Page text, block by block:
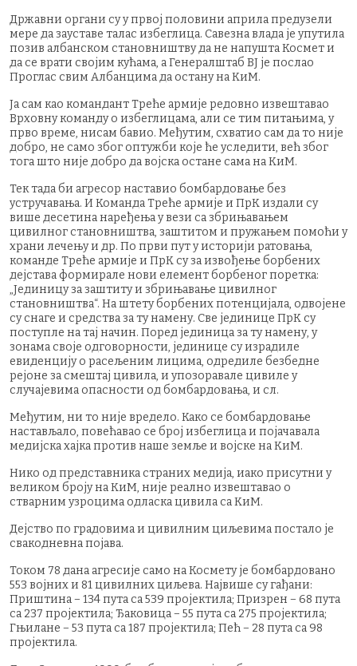
Државни органи су у првој половини априла предузели
мере да зауставе талас избеглица. Савезна влада је упутила
позив албанском становништву да не напушта Космет и
да се врати својим кућама, а Генералштаб ВЈ је послао
Проглас свим Албанцима да остану на КиМ.
Ја сам као командант Треће армије редовно извештавао
Врховну команду о избеглицама, али се тим питањима, у
прво време, нисам бавио. Међутим, схватио сам да то није
добро, не само због оптужби које ће уследити, већ због
тога што није добро да војска остане сама на КиМ.
Тек тада би агресор наставио бомбардовање без
устручавања. И Команда Треће армије и ПрК издали су
више десетина наређења у вези са збрињавањем
цивилног становништва, заштитом и пружањем помоћи у
храни лечењу и др. По први пут у историји ратовања,
команде Треће армије и ПрК су за извођење борбених
дејстава формирале нови елемент борбеног поретка:
„Јединицу за заштиту и збрињавање цивилног
становништва“. На штету борбених потенцијала, одвојене
су снаге и средства за ту намену. Све јединице ПрК су
поступле на тај начин. Поред јединица за ту намену, у
зонама своје одговорности, јединице су израдиле
евиденцију о расељеним лицима, одредиле безбедне
рејоне за смештај цивила, и упозоравале цивиле у
случајевима опасности од бомбардовања, и сл.
Међутим, ни то није вредело. Како се бомбардовање
настављало, повећавао се број избеглица и појачавала
медијска хајка против наше земље и војске на КиМ.
Нико од представника страних медија, иако присутни у
великом броју на КиМ, није реално извештавао о
стварним узроцима одласка цивила са КиМ.
Дејство по градовима и цивилним циљевима постало је
свакодневна појава.
Током 78 дана агресије само на Космету је бомбардовано
553 војних и 81 цивилних циљева. Највише су гађани:
Приштина − 134 пута са 539 пројектила; Призрен − 68 пута
са 237 пројектила; Ђаковица − 55 пута са 275 пројектила;
Гњилане − 53 пута са 187 пројектила; Пећ − 28 пута са 98
пројектила.